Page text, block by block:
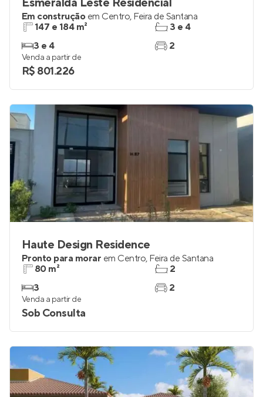
Em construção em Centro, Feira de Santana
147 e 184 m²
3 e 4
3 e 4
2
Venda a partir de
R$ 801.226
Haute Design Residence
Pronto para morar em Centro, Feira de Santana
80 m²
3
2
2
Venda a partir de
Sob Consulta